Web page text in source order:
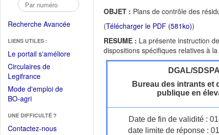
Recherche Avancée
LIENS UTILES :
Le portail s'améliore(Fichier
Circulaires de
Legifrance(Ouvrir
dans
une
fenêtre)
Mode d'emploi de
BO-agri(Ouvrir
une
nouvelle
UNE DIFFICULTÉ ?
Contactez-nous
OBJET : Plans de contrôle des
(Télécharger le PDF (581ko))
RESUME : La présente instruction
dispositions spécifiques relatives à
DGAL/
Bureau des intrants et
publique en
Date de fin de validité :
date limite de réponse :